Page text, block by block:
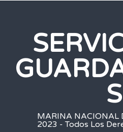
S
MARINA NACIONAL
2023 - Todos Los